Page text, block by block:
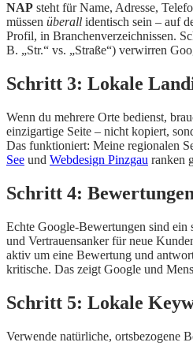
NAP steht für Name, Adresse,
müssen überall identisch sein – auf
Profil, in Branchenverzeichnissen.
B. „Str.“ vs. „Straße“) verwirren
Schritt 3: Lokale
Wenn du mehrere Orte bedienst,
einzigartige Seite – nicht kopiert,
Das funktioniert: Meine regionalen
See und Webdesign Pinzgau ranken
Schritt 4:
Echte Google-Bewertungen sind
und Vertrauensanker für neue
aktiv um eine Bewertung und
kritische. Das zeigt Google und
Schritt 5: Lokale
Verwende natürliche, ortsbezogene